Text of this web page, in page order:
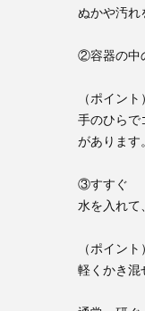
ぬかや汚れ
②容器の中
（ポイント）
手のひらで
があります
③すすぐ
水を入れて
（ポイント）
軽くかき混